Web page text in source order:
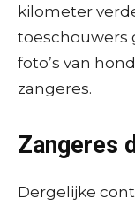
kilometer
toeschouwers
foto’s van
zangeres.
Zangeres
Dergelijke